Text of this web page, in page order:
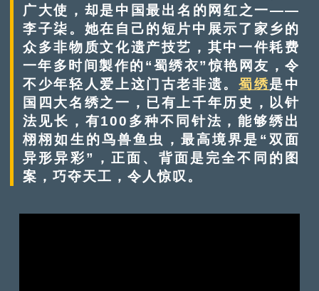
广大使，却是中国最出名的网红之一——
李子柒。她在自己的短片中展示了家乡的
众多非物质文化遗产技艺，其中一件耗费
一年多时间製作的“蜀绣衣”惊艳网友，令
不少年轻人爱上这门古老非遗。蜀绣是中
国四大名绣之一，已有上千年历史，以针
法见长，有100多种不同针法，能够绣出
栩栩如生的鸟兽鱼虫，最高境界是“双面
异形异彩”，正面、背面是完全不同的图
案，巧夺天工，令人惊叹。